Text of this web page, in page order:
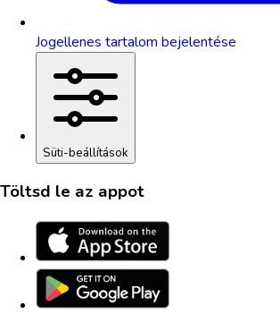
Jogellenes tartalom bejelentése
Süti-beállítások
Töltsd le az appot